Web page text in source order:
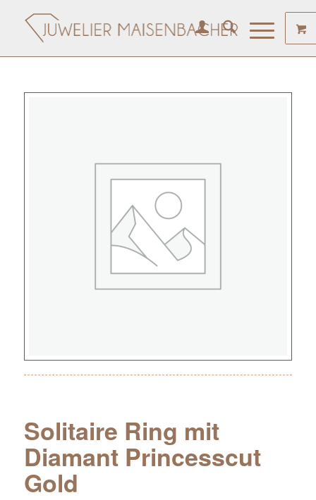
Solitaire Ring mit
Diamant Princesscut
Gold